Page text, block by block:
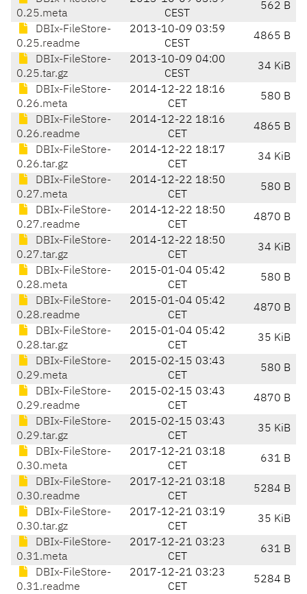
0.25.meta
CEST
562 B
DBIx-FileStore-
0.25.readme
2013-10-09 03:59
CEST
4865 B
DBIx-FileStore-
0.25.tar.gz
2013-10-09 04:00
CEST
34 KiB
DBIx-FileStore-
0.26.meta
2014-12-22 18:16
CET
580 B
DBIx-FileStore-
0.26.readme
2014-12-22 18:16
CET
4865 B
DBIx-FileStore-
0.26.tar.gz
2014-12-22 18:17
CET
34 KiB
DBIx-FileStore-
0.27.meta
2014-12-22 18:50
CET
580 B
DBIx-FileStore-
0.27.readme
2014-12-22 18:50
CET
4870 B
DBIx-FileStore-
0.27.tar.gz
2014-12-22 18:50
CET
34 KiB
DBIx-FileStore-
0.28.meta
2015-01-04 05:42
CET
580 B
DBIx-FileStore-
0.28.readme
2015-01-04 05:42
CET
4870 B
DBIx-FileStore-
0.28.tar.gz
2015-01-04 05:42
CET
35 KiB
DBIx-FileStore-
0.29.meta
2015-02-15 03:43
CET
580 B
DBIx-FileStore-
0.29.readme
2015-02-15 03:43
CET
4870 B
DBIx-FileStore-
0.29.tar.gz
2015-02-15 03:43
CET
35 KiB
DBIx-FileStore-
0.30.meta
2017-12-21 03:18
CET
631 B
DBIx-FileStore-
0.30.readme
2017-12-21 03:18
CET
5284 B
DBIx-FileStore-
0.30.tar.gz
2017-12-21 03:19
CET
35 KiB
DBIx-FileStore-
0.31.meta
2017-12-21 03:23
CET
631 B
DBIx-FileStore-
0.31.readme
2017-12-21 03:23
CET
5284 B